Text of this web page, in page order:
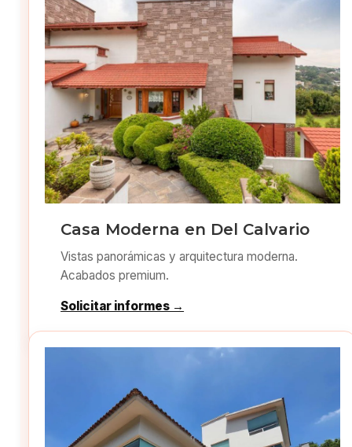
Casa Moderna en Del Calvario
Vistas panorámicas y arquitectura moderna.
Acabados premium.
Solicitar informes →